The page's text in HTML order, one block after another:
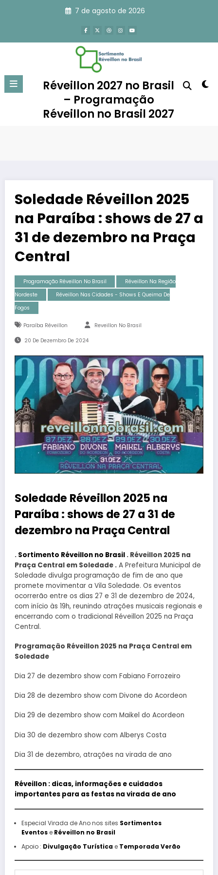
7 de agosto de 2026
Réveillon 2027 no Brasil
– Programação
Réveillon no Brasil 2027
Soledade Réveillon 2025
na Paraíba : shows de 27 a
31 de dezembro na Praça
Central
Programação Réveillon No Brasil
Réveillon Na Região
Nordeste
Réveillon Nas Cidades - Shows E Queima De
Fogos
Paraíba Réveillon Reveillon No Brasil
20 De Dezembro De 2024
Soledade Réveillon 2025 na
Paraíba : shows de 27 a 31 de
dezembro na Praça Central
. Sortimento Réveillon no Brasil . Réveillon 2025 na
Praça Central em Soledade . A Prefeitura Municipal de
Soledade divulga programação de fim de ano que
promete movimentar a Vila Soledade. Os eventos
ocorrerão entre os dias 27 e 31 de dezembro de 2024,
com início às 19h, reunindo atrações musicais regionais e
encerrando com o tradicional Réveillon 2025 na Praça
Central.
Programação Réveillon 2025 na Praça Central em
Soledade
Dia 27 de dezembro show com Fabiano Forrozeiro
Dia 28 de dezembro show com Divone do Acordeon
Dia 29 de dezembro show com Maikel do Acordeon
Dia 30 de dezembro show com Alberys Costa
Dia 31 de dezembro, atrações na virada de ano
Réveillon : dicas, informações e cuidados
importantes para as festas na virada de ano
Especial Virada de Ano nos sites Sortimentos
Eventose Réveillon no Brasil
Apoio : Divulgação Turísticae Temporada Verão